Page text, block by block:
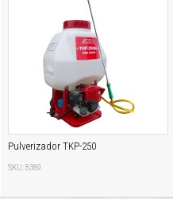
Pulverizador TKP-250
SKU: 8389